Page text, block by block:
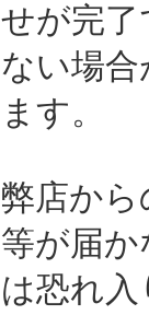
せが完
ない場
ます。
弊店か
等が届
は恐れ